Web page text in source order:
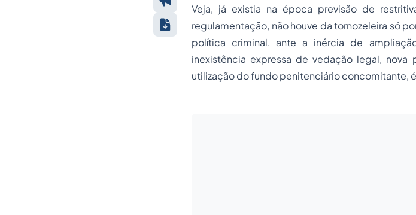
Veja, já existia na época previsão de
regulamentação, não houve da tornozeleira só
política criminal, ante a inércia de
inexistência expressa de vedação legal,
utilização do fundo penitenciário concomitante,